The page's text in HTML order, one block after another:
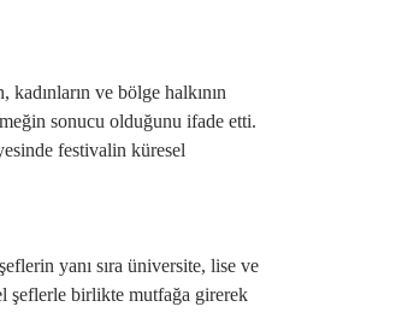
ve bölge halkının
sonucu olduğunu ifade etti.
festivalin küresel
yanı sıra üniversite, lise ve
şeflerle birlikte mutfağa girerek